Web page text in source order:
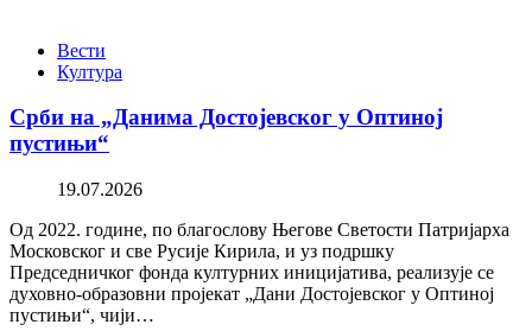
Вести
Култура
Срби на „Данима Достојевског у Оптиној
пустињи“
19.07.2026
Од 2022. године, по благослову Његове Светости Патријарха
Московског и све Русије Кирила, и уз подршку
Председничког фонда културних иницијатива, реализује се
духовно-образовни пројекат „Дани Достојевског у Оптиној
пустињи“, чији…